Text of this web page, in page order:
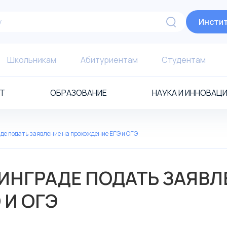
Школьникам Абитуриентам Студентам
ОБРАЗОВАНИЕ НАУКА И
подать заявление на прохождение ЕГЭ и ОГЭ
ПОДАТЬ
ОГЭ